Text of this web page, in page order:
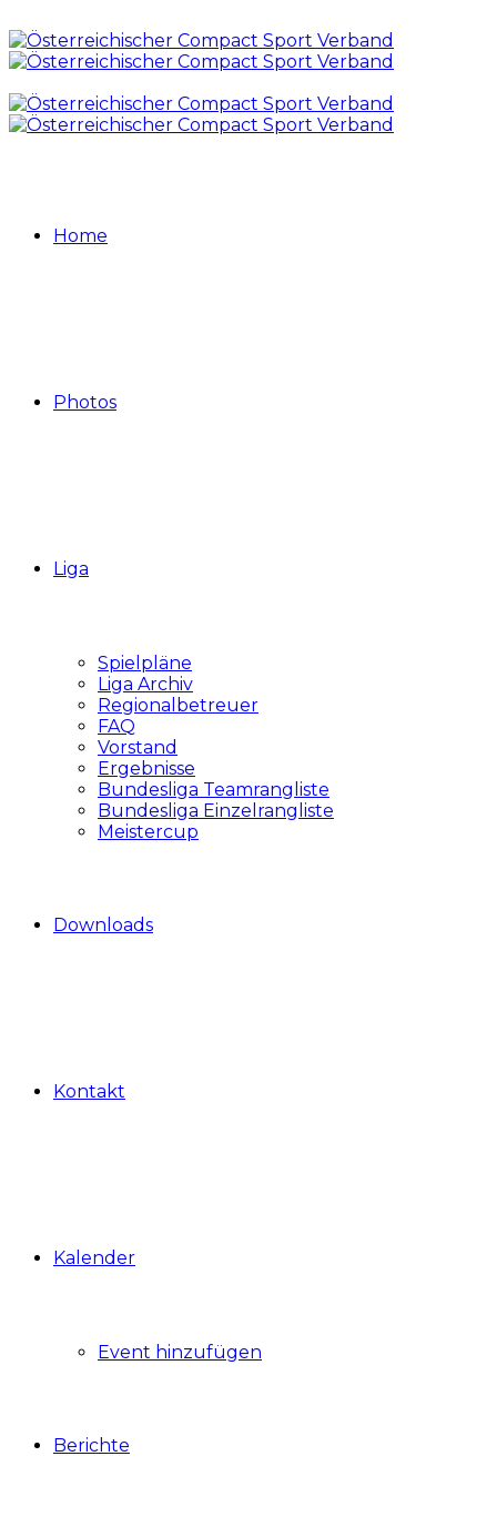
Home
Photos
Liga
Spielpläne
Liga Archiv
Regionalbetreuer
FAQ
Vorstand
Ergebnisse
Bundesliga Teamrangliste
Bundesliga Einzelrangliste
Meistercup
Downloads
Kontakt
Kalender
Event hinzufügen
Berichte